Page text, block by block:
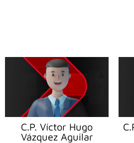
C.P. Víctor Hugo
Vázquez Aguilar